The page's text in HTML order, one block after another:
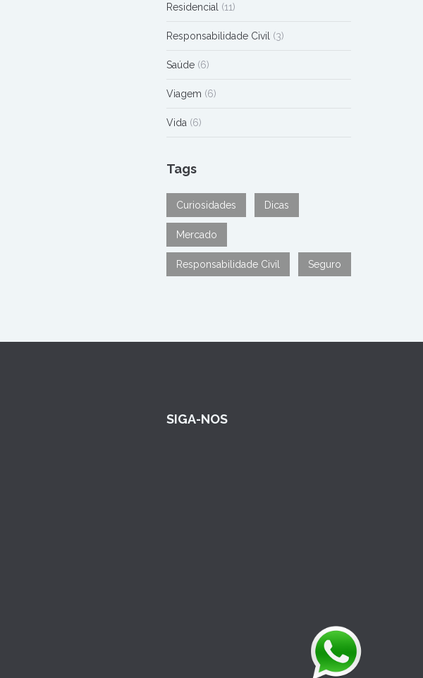
Residencial (11)
Responsabilidade Civil (3)
Saúde(6)
Viagem (6)
Vida (6)
Tags
Curiosidades Dicas
Mercado
Responsabilidade Civil Seguro
SIGA-NOS